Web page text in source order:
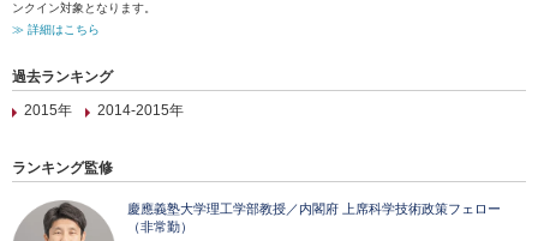
ンクイン対象となります。
≫ 詳細はこちら
過去ランキング
2015年
2014-2015年
ランキング監修
慶應義塾大学理工学部教授／内閣府 上席科学技術政策フェロー
（非常勤）